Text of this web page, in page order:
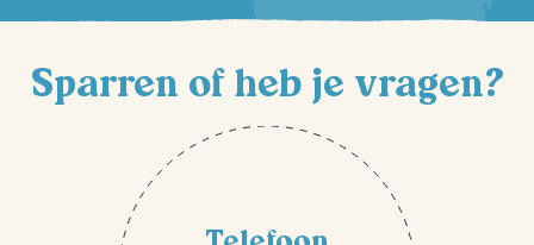
Sparren of heb je vragen?